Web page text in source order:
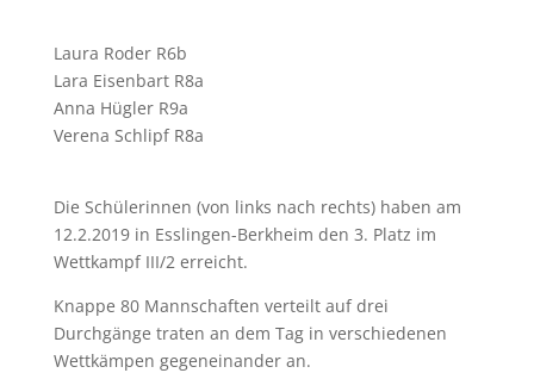
Laura Roder R6b
Lara Eisenbart R8a
Anna Hügler R9a
Verena Schlipf R8a
Die Schülerinnen (von links nach rechts) haben am
12.2.2019 in Esslingen-Berkheim den 3. Platz im
Wettkampf III/2 erreicht.
Knappe 80 Mannschaften verteilt auf drei
Durchgänge traten an dem Tag in verschiedenen
Wettkämpen gegeneinander an.